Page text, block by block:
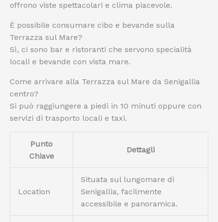
offrono viste spettacolari e clima piacevole.
È possibile consumare cibo e bevande sulla
Terrazza sul Mare?
Sì, ci sono bar e ristoranti che servono specialità
locali e bevande con vista mare.
Come arrivare alla Terrazza sul Mare da Senigallia
centro?
Si può raggiungere a piedi in 10 minuti oppure con
servizi di trasporto locali e taxi.
Punto
Chiave
Dettagli
Location
Situata sul lungomare di
Senigallia, facilmente
accessibile e panoramica.